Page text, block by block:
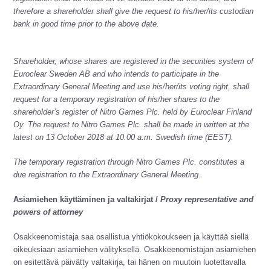
therefore a shareholder shall give the request to his/her/its custodian
bank in good time prior to the above date.
Shareholder, whose shares are registered in the securities system of
Euroclear Sweden AB and who intends to participate in the
Extraordinary General Meeting and use his/her/its voting right, shall
request for a temporary registration of his/her shares to the
shareholder’s register of Nitro Games Plc. held by Euroclear Finland
Oy. The request to Nitro Games Plc. shall be made in written at the
latest on 13 October 2018 at 10.00 a.m. Swedish time (EEST).
The temporary registration through Nitro Games Plc. constitutes a
due registration to the Extraordinary General Meeting.
Asiamiehen käyttäminen ja valtakirjat /Proxy representative and
powers of attorney
Osakkeenomistaja saa osallistua yhtiökokoukseen ja käyttää siellä
oikeuksiaan asiamiehen välityksellä. Osakkeenomistajan asiamiehen
on esitettävä päivätty valtakirja, tai hänen on muutoin luotettavalla